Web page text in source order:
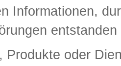
Informationen,
Produkte oder